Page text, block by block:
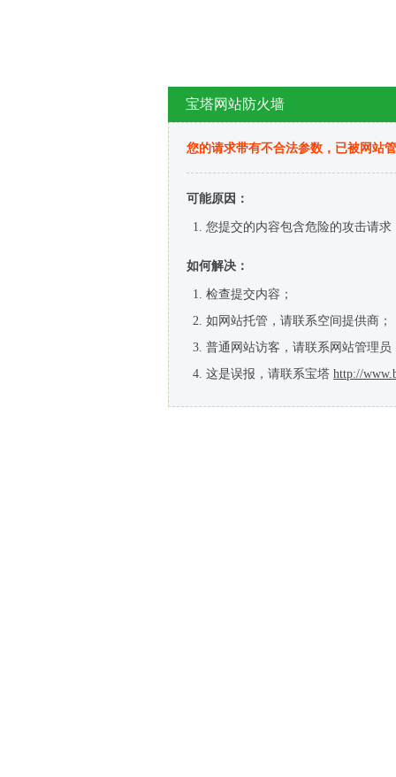
宝塔网站防火墙
您的请求带有不合法参数，已被网站
可能原因：
您提交的内容包含危险的攻击请求
如何解决：
检查提交内容；
如网站托管，请联系空间提供商；
普通网站访客，请联系网站管理员
这是误报，请联系宝塔 http://